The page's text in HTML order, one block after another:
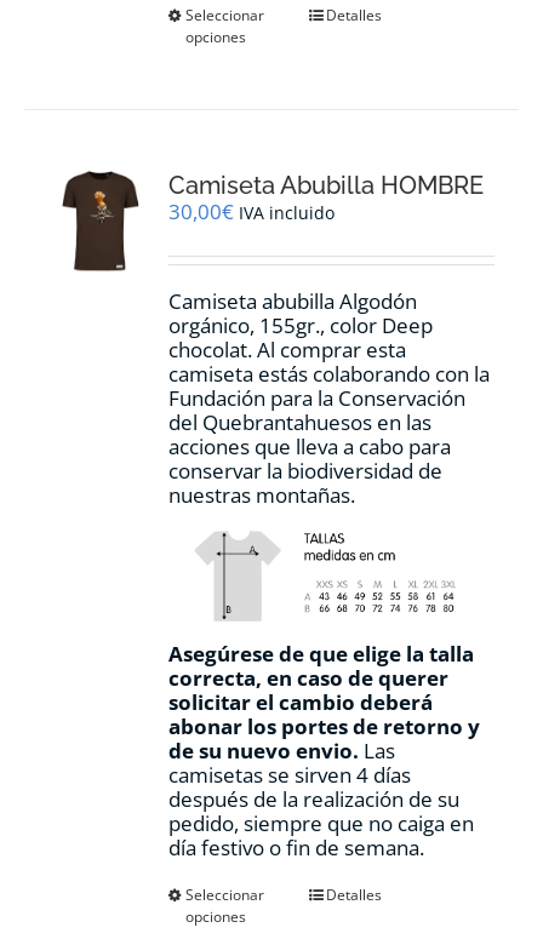
Seleccionar
opciones
Este
se
pueden
en
página
de
producto
Detalles
Camiseta Abubilla HOMBRE
30,00€ IVA incluido
Camiseta abubilla Algodón
orgánico, 155gr., color Deep
chocolat. Al comprar esta
camiseta estás colaborando con la
Fundación para la Conservación
del Quebrantahuesos en las
acciones que lleva a cabo para
conservar la biodiversidad de
nuestras montañas.
Asegúrese de que elige la talla
correcta, en caso de querer
solicitar el cambio deberá
abonar los portes de retorno y
de su nuevo envio. Las
camisetas se sirven 4 días
después de la realización de su
pedido, siempre que no caiga en
día festivo o fin de semana.
Seleccionar
opciones
EsteDetalles